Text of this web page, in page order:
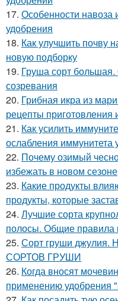
17. Особенности навоза
удобрения
18. Как улучшить почву
новую подборку
19. Груша сорт большая.
созревания
20. Грибная икра из
рецепты приготовления
21. Как усилить
ослабления иммунитета
22. Почему озимый
избежать в новом сезоне
23. Какие продукты
продукты, которые
24. Лучшие сорта
полосы. Общие правила
25. Сорт груши
СОРТОВ ГРУШИ
26. Когда вносят
применению удобрения